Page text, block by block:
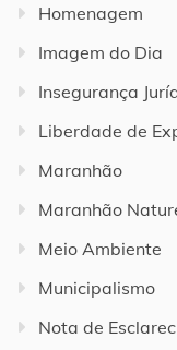
Homenagem
Imagem do Dia
Insegurança
Liberdade de
Maranhão
Maranhão
Meio Ambiente
Municipalismo
Nota de